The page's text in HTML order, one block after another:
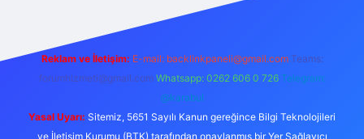
Reklam ve İletişim: E-mail: backlinkpaneli@gmail.com Teams:
forumhizmeti@gmail.com Whatsapp: 0262 606 0 726 Telegram:
@karabul
Yasal Uyarı: Sitemiz, 5651 Sayılı Kanun gereğince Bilgi Teknolojileri
ve İletişim Kurumu (BTK) tarafından onaylanmış bir Yer Sağlayıcı